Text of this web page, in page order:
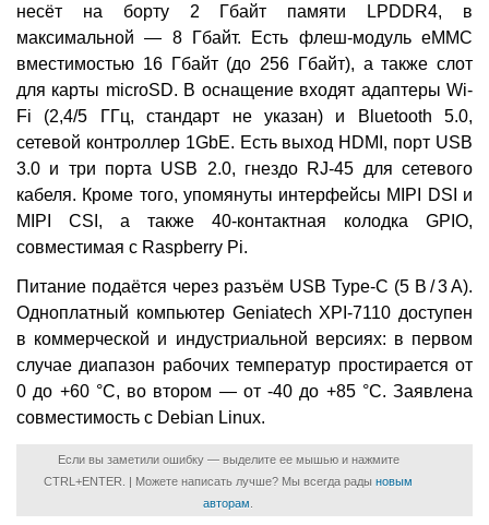
несёт на борту 2 Гбайт памяти LPDDR4, в
максимальной — 8 Гбайт. Есть флеш-модуль eMMC
вместимостью 16 Гбайт (до 256 Гбайт), а также слот
для карты microSD. В оснащение входят адаптеры Wi-
Fi (2,4/5 ГГц, стандарт не указан) и Bluetooth 5.0,
сетевой контроллер 1GbE. Есть выход HDMI, порт USB
3.0 и три порта USB 2.0, гнездо RJ-45 для сетевого
кабеля. Кроме того, упомянуты интерфейсы MIPI DSI и
MIPI CSI, а также 40-контактная колодка GPIO,
совместимая с Raspberry Pi.
Питание подаётся через разъём USB Type-C (5 В / 3 A).
Одноплатный компьютер Geniatech XPI-7110 доступен
в коммерческой и индустриальной версиях: в первом
случае диапазон рабочих температур простирается от
0 до +60 °C, во втором — от -40 до +85 °C. Заявлена
совместимость с Debian Linux.
Если вы заметили ошибку — выделите ее мышью и нажмите
CTRL+ENTER. | Можете написать лучше? Мы всегда рады новым
авторам